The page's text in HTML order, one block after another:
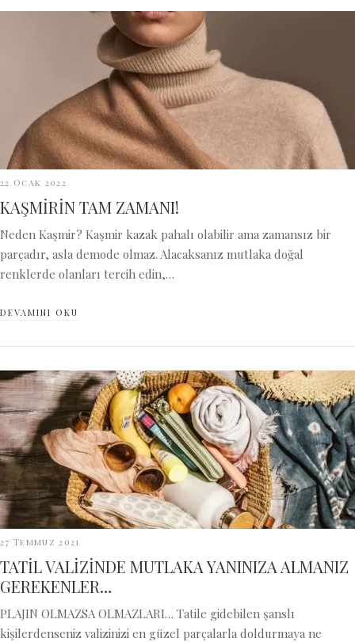
22 Ocak 2022
KAŞMİRİN TAM ZAMANI!
Neden Kaşmir? Kaşmir kazak pahalı olabilir ama zamansız bir
parçadır, asla demode olmaz. Alacaksanız mutlaka doğal
renklerde olanları tercih edin,…
DEVAMINI OKU
27 Temmuz 2021
TATİL VALİZİNDE MUTLAKA YANINIZA ALMANIZ
GEREKENLER…
PLAJIN OLMAZSA OLMAZLARI… Tatile gidebilen şanslı
kişilerdenseniz valizinizi en güzel parçalarla doldurmaya ne